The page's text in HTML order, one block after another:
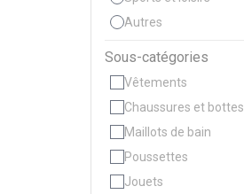
Autres
Sous-catégories
Vêtements
Chaussures et bottes
Maillots de bain
Poussettes
Jouets